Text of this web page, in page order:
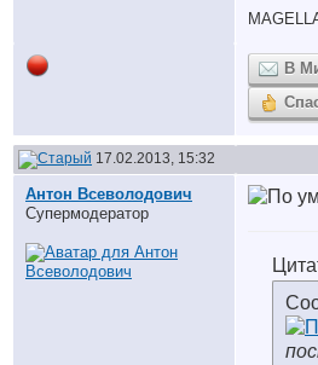
В
17.02.2013, 15:32
Антон Всеволодович
Супермодератор